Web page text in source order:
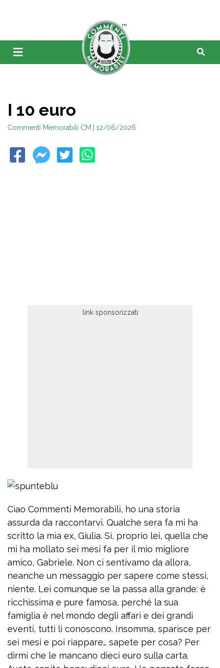
I 10 euro
Commenti Memorabili CM | 12/06/2026
Ciao Commenti Memorabili, ho una storia
assurda da raccontarvi. Qualche sera fa mi ha
scritto la mia ex, Giulia. Sì, proprio lei, quella che
mi ha mollato sei mesi fa per il mio migliore
amico, Gabriele. Non ci sentivamo da allora,
neanche un messaggio per sapere come stessi,
niente. Lei comunque se la passa alla grande: è
ricchissima e pure famosa, perché la sua
famiglia è nel mondo degli affari e dei grandi
eventi, tutti li conoscono. Insomma, sparisce per
sei mesi e poi riappare… sapete per cosa? Per
dirmi che le mancano dieci euro sulla carta.